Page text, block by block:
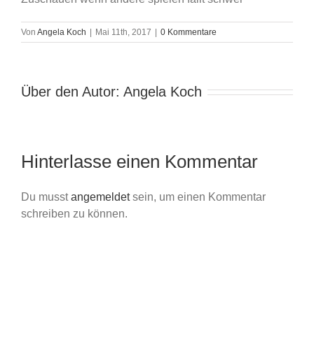
Von Angela Koch Mai 11th, 2017 0 Kommentare
Über den Autor: Angela Koch
Hinterlasse einen Kommentar
Du musstangemeldetsein, um einen Kommentar
schreiben zu können.